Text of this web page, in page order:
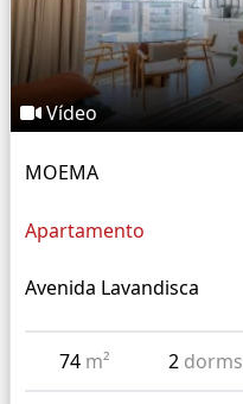
Vídeo
MOEMA
Apartamento
Avenida Lavandisca
74 m² 2 dorms